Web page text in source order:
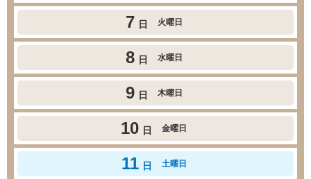
7 日 火曜日
8 日 水曜日
9 日 木曜日
10 日 金曜日
11 日 土曜日